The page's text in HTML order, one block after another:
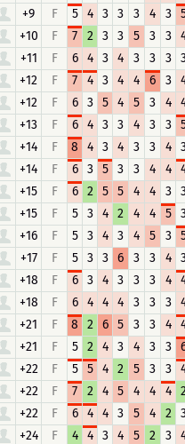
+9 F 5 4 3 3 3 4 3
+10 F 7 2 3 3 5 3 3
+11 F 6 4 3 4 3 3 3
+12 F 7 4 3 4 4 6 3
+12 F 6 3 5 4 5 3 4
+13 F 6 4 3 3 4 3 3
+14 F 8 4 3 4 3 3 4
+14 F 6 3 5 3 3 4 4
+15 F 6 2 5 5 4 4 3
+15 F 5 3 4 2 4 4 5
+16 F 5 3 4 3 4 5 3
+17 F 5 3 3 6 3 3 4
+18 F 6 3 4 3 3 3 4
+18 F 6 4 4 4 3 3 3
+21 F 8 2 6 5 3 3 4
+21 F 5 2 4 3 4 3 3
+22 F 5 5 4 2 5 3 3
+22 F 7 2 4 5 4 4 4
+22 F 6 4 4 3 5 4 2
+24 F 4 4 3 4 5 2 3